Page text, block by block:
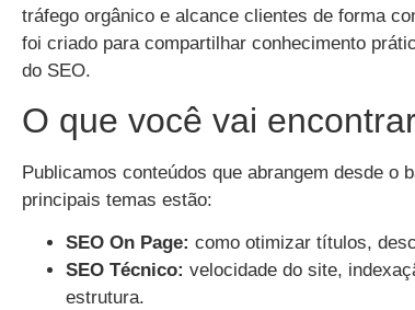
tráfego orgânico e alcance clientes de forma
foi criado para compartilhar conhecimento
do SEO.
O que você vai
Publicamos conteúdos que abrangem desde o
principais temas estão:
SEO On Page: como otimizar títulos,
SEO Técnico: velocidade do site,
estrutura.